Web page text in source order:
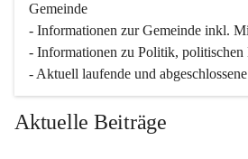
Gemeinde
- Informationen zur Gemeinde inkl.
- Informationen zu Politik, politischen
- Aktuell laufende und
Aktuelle Beiträge